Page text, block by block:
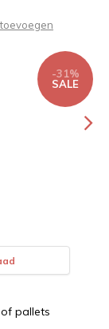
-31%
SALE
pallets